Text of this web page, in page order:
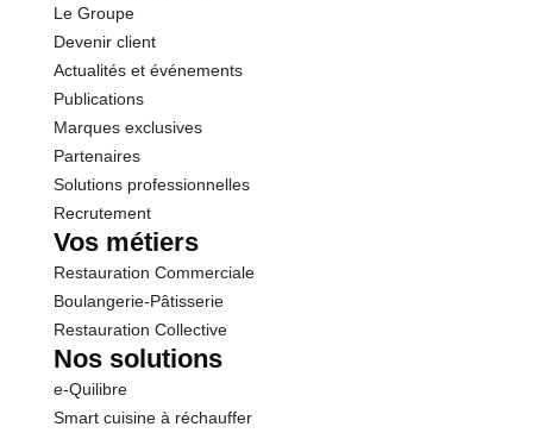
Le Groupe
Devenir client
Actualités et événements
Publications
Marques exclusives
Partenaires
Solutions professionnelles
Recrutement
Vos métiers
Restauration Commerciale
Boulangerie-Pâtisserie
Restauration Collective
Nos solutions
e-Quilibre
Smart cuisine à réchauffer